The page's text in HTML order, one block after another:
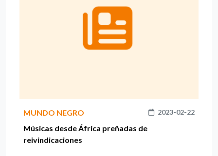
MUNDO NEGRO 2023-02-22
Músicas desde África preñadas de
reivindicaciones